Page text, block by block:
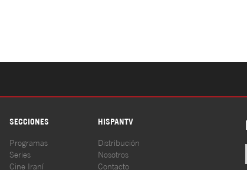
SECCIONES HISPANTV
Programas
Series
Cine Iraní
Distribución
Nosotros
Contacto